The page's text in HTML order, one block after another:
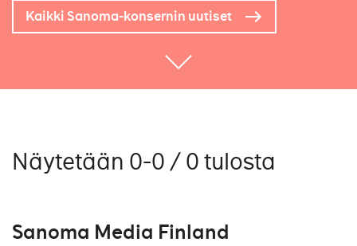
Kaikki Sanoma-konsernin uutiset
Näytetään 0-0 / 0 tulosta
Sanoma Media Finland